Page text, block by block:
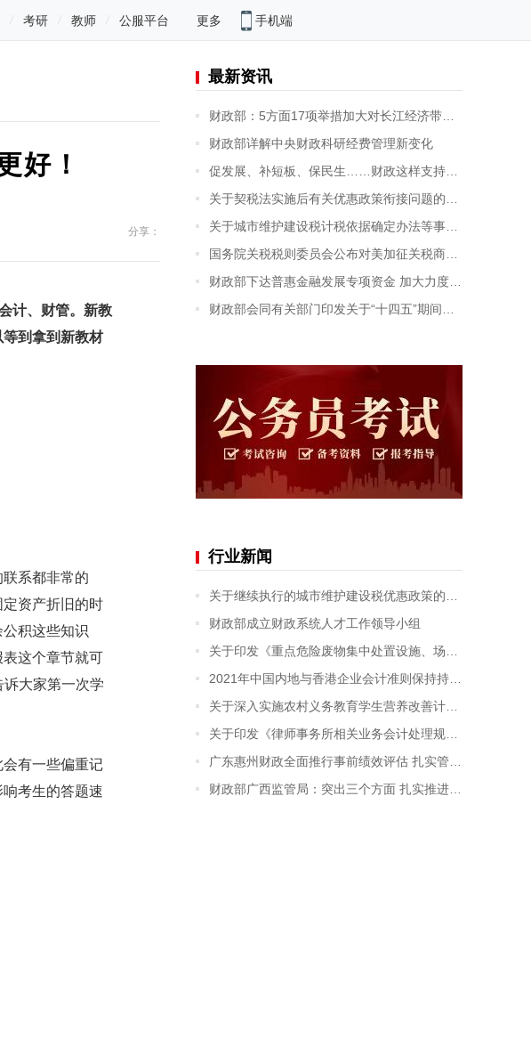
考研 教师 公服平台 更多 手机端
好！
分享：
计、财管。新教
到拿到新教材
系都非常的
资产折旧的时
积这些知识
这个章节就可
大家第一次学
会有一些偏重记
考生的答题速
最新资讯
财政部：5方面17项举措加大对长江经济带发展财税支持
财政部详解中央财政科研经费管理新变化
促发展、补短板、保民生……财政这样支持全面小康
关于契税法实施后有关优惠政策衔接问题的公告
关于城市维护建设税计税依据确定办法等事项的公告
国务院关税税则委员会公布对美加征关税商品第五次排除延期清单
财政部下达普惠金融发展专项资金 加大力度支持市场主体融资发展
财政部会同有关部门印发关于“十四五”期间能源资源勘探开发利用进口税收政策的通知
行业新闻
关于继续执行的城市维护建设税优惠政策的公告
财政部成立财政系统人才工作领导小组
关于印发《重点危险废物集中处置设施、场所退役费用预提和管理办法》的通知
2021年中国内地与香港企业会计准则保持持续趋同
关于深入实施农村义务教育学生营养改善计划的通知
关于印发《律师事务所相关业务会计处理规定》的通知
广东惠州财政全面推行事前绩效评估 扎实管好“钱袋子”
财政部广西监管局：突出三个方面 扎实推进实有资金动态监控扩大试点工作